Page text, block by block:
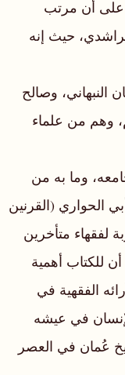
إلى حد كبير على أن مرتب
حيث إنه
وصالح
وهم من علماء
وما به من
الحواري (القرنين
لفقهاء متأخرين
للكتاب أهمية
الفقهية في
في عيشه
عُمان في العصر